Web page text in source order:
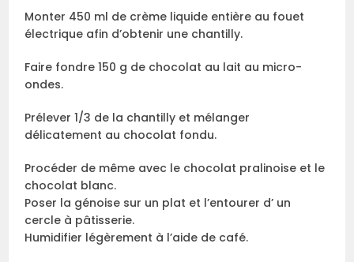
Monter 450 ml de crème liquide entière au fouet
électrique afin d’obtenir une chantilly.
Faire fondre 150 g de chocolat au lait au micro-
ondes.
Prélever 1/3 de la chantilly et mélanger
délicatement au chocolat fondu.
Procéder de même avec le chocolat pralinoise et le
chocolat blanc.
Poser la génoise sur un plat et l’entourer d’ un
cercle à pâtisserie.
Humidifier légèrement à l’aide de café.